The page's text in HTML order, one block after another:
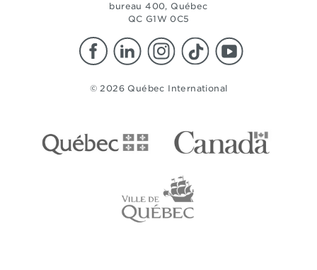
bureau 400, Québec
QC G1W 0C5
© 2026 Québec International